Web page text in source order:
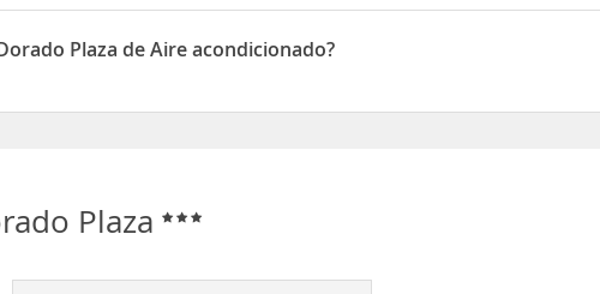
Plaza de Aire acondicionado?
Plaza